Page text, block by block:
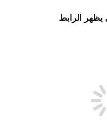
يظهر الرابط